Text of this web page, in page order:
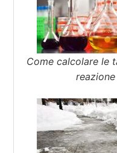
Come calcolare le
reazione